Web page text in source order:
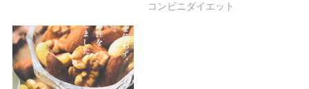
す
)
ウ
ィ
ン
ド
ウ
で
開
コンビニダイエット